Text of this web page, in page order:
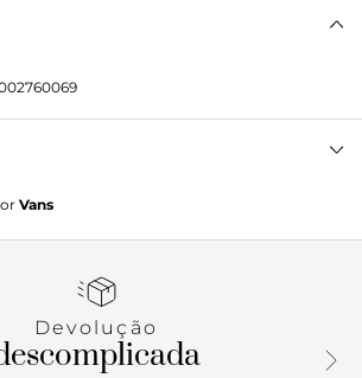
de cano baixo com acabamento
sidestripe. Cabedal em couro
borracha que garante aderência e
conforto, suporte e flexibilidade para o
Vans
Devolução